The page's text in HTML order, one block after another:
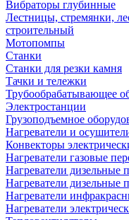
Вибраторы глубинные
Лестницы, стремянки,
строительный
Мотопомпы
Станки
Станки для резки камня
Тачки и тележки
Трубообрабатывающее
Электростанции
Грузоподъемное
Нагреватели и
Конвекторы
Нагреватели газовые
Нагреватели дизельные
Нагреватели дизельные
Нагреватели
Нагреватели